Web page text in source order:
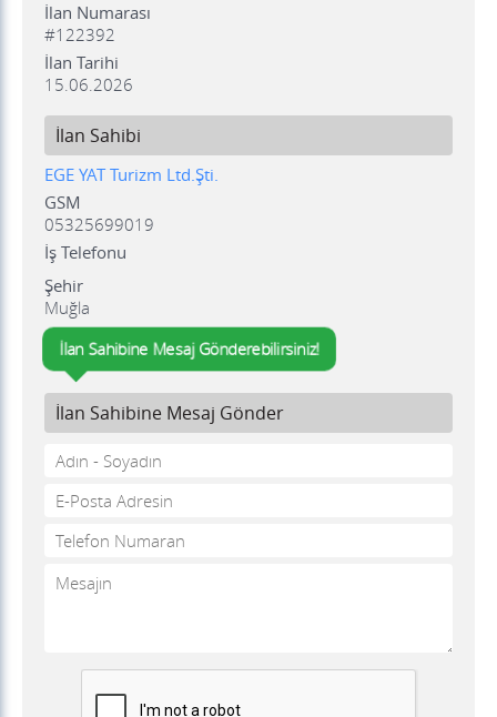
İlan Numarası
#122392
İlan Tarihi
15.06.2026
İlan Sahibi
EGE YAT Turizm Ltd.Şti.
GSM
05325699019
İş Telefonu
Şehir
Muğla
İlan Sahibine Mesaj Gönderebilirsiniz!
İlan Sahibine Mesaj Gönder